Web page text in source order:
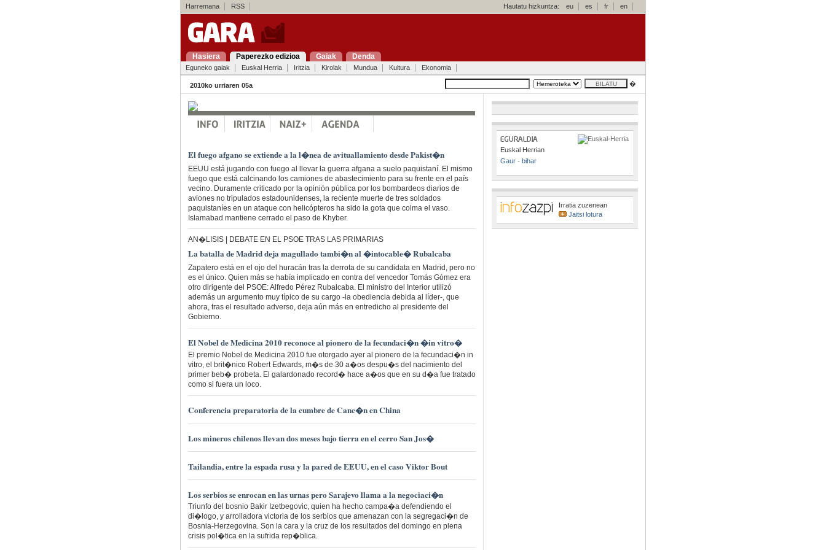
Harremana RSS Hautatu hizkuntza: eu es fr en
Hasiera Paperezko edizioa Gaiak Denda
Eguneko gaiak Euskal Herria Iritzia Kirolak Mundua Kultura Ekonomia
2010ko urriaren 05a �
El fuego afgano se extiende a la l�nea de avituallamiento desde Pakist�n
EEUU está jugando con fuego al llevar la guerra afgana a suelo paquistaní. El mismo
fuego que está calcinando los camiones de abastecimiento para su frente en el país
vecino. Duramente criticado por la opinión pública por los bombardeos diarios de
aviones no tripulados estadounidenses, la reciente muerte de tres soldados
paquistaníes en un ataque con helicópteros ha sido la gota que colma el vaso.
Islamabad mantiene cerrado el paso de Khyber.
AN�LISIS | DEBATE EN EL PSOE TRAS LAS PRIMARIAS
La batalla de Madrid deja magullado tambi�n al �intocable� Rubalcaba
Zapatero está en el ojo del huracán tras la derrota de su candidata en Madrid, pero no
es el único. Quien más se había implicado en contra del vencedor Tomás Gómez era
otro dirigente del PSOE: Alfredo Pérez Rubalcaba. El ministro del Interior utilizó
además un argumento muy típico de su cargo -la obediencia debida al líder-, que
ahora, tras el resultado adverso, deja aún más en entredicho al presidente del
Gobierno.
El Nobel de Medicina 2010 reconoce al pionero de la fecundaci�n �in vitro�
El premio Nobel de Medicina 2010 fue otorgado ayer al pionero de la fecundaci�n in
vitro, el brit�nico Robert Edwards, m�s de 30 a�os despu�s del nacimiento del
primer beb� probeta. El galardonado record� hace a�os que en su d�a fue tratado
como si fuera un loco.
Conferencia preparatoria de la cumbre de Canc�n en China
Los mineros chilenos llevan dos meses bajo tierra en el cerro San Jos�
Tailandia, entre la espada rusa y la pared de EEUU, en el caso Viktor Bout
Los serbios se enrocan en las urnas pero Sarajevo llama a la negociaci�n
Triunfo del bosnio Bakir Izetbegovic, quien ha hecho campa�a defendiendo el
di�logo, y arrolladora victoria de los serbios que amenazan con la segregaci�n de
Bosnia-Herzegovina. Son la cara y la cruz de los resultados del domingo en plena
crisis pol�tica en la sufrida rep�blica.
Euskal Herrian
Gaur - bihar
Irratia zuzenean
Jaitsi lotura